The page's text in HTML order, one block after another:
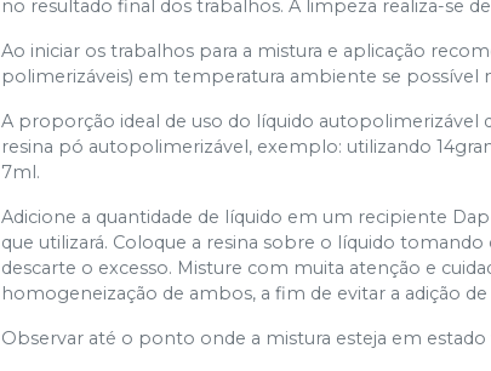
no resultado final dos trabalhos. A limpeza realiza-se
Ao iniciar os trabalhos para a mistura e aplicação
polimerizáveis) em temperatura ambiente se possível
A proporção ideal de uso do líquido autopolimerizável
resina pó autopolimerizável, exemplo: utilizando
7ml.
Adicione a quantidade de líquido em um recipiente
que utilizará. Coloque a resina sobre o líquido
descarte o excesso. Misture com muita atenção e
homogeneização de ambos, a fim de evitar a adição
Observar até o ponto onde a mistura esteja em